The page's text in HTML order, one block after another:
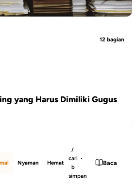
12 bagian
yang Harus Dimiliki Gugus
Nyaman Hemat
/
cari ·
b
simpan
Baca